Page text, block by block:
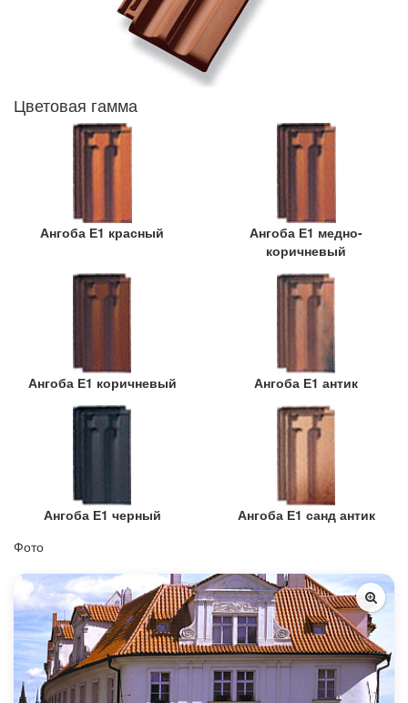
Цветовая гамма
Ангоба Е1 красный
Ангоба Е1 медно-
коричневый
Ангоба Е1 коричневый Ангоба Е1 антик
Ангоба Е1 черный
Ангоба Е1 санд антик
Фото